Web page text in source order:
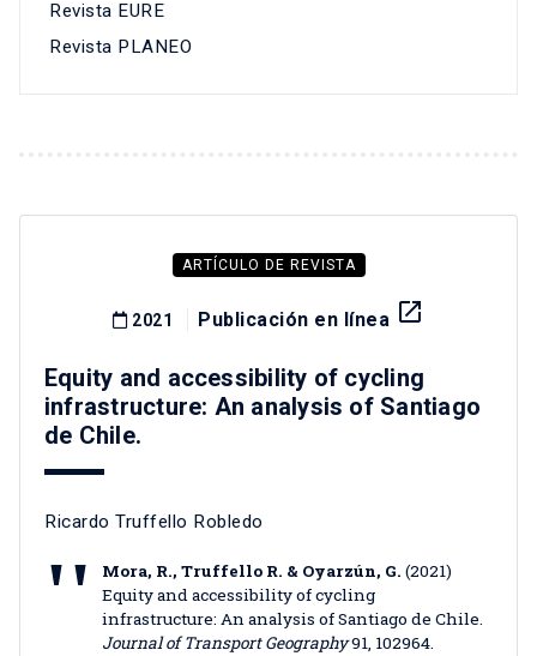
Revista EURE
Revista PLANEO
ARTÍCULO DE REVISTA
2021 Publicación en línea launch
Equity and accessibility of cycling
infrastructure: An analysis of Santiago
de Chile.
Ricardo Truffello Robledo
Mora, R., Truffello R. & Oyarzún, G. (2021)
Equity and accessibility of cycling
infrastructure: An analysis of Santiago de Chile.
Journal of Transport Geography91, 102964.